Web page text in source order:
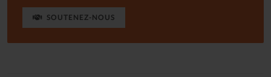
SOUTENEZ-NOUS